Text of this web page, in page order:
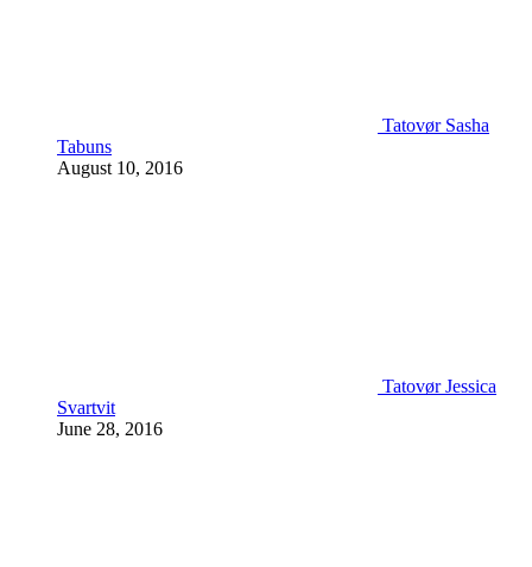
Tatovør Sasha
Tabuns
August 10, 2016
Tatovør Jessica
Svartvit
June 28, 2016